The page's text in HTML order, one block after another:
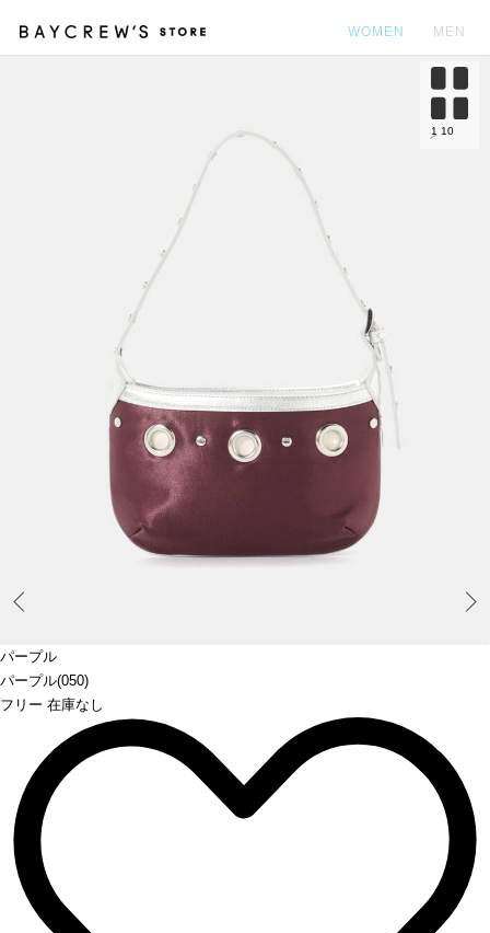
WOMEN MEN
パープル
パープル(050)
フリー 在庫なし
1 10